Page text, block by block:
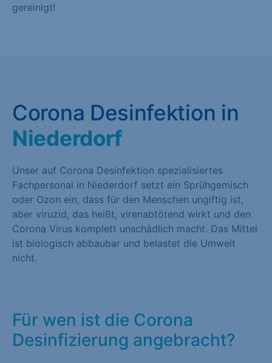
gereinigt!
Corona Desinfektion in
Niederdorf
Unser auf Corona Desinfektion spezialisiertes
Fachpersonal in Niederdorf setzt ein Sprühgemisch
oder Ozon ein, dass für den Menschen ungiftig ist,
aber viruzid, das heißt, virenabtötend wirkt und den
Corona Virus komplett unschädlich macht. Das Mittel
ist biologisch abbaubar und belastet die Umwelt
nicht.
Für wen ist die Corona
Desinfizierung angebracht?